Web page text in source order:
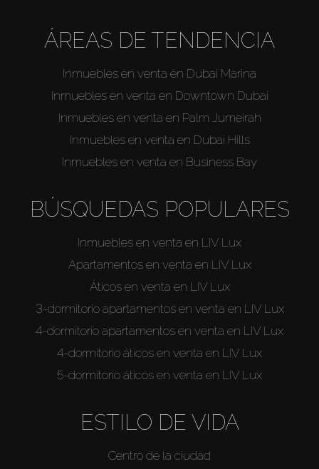
ÁREAS DE TENDENCIA
Inmuebles en venta en Dubai Marina
Inmuebles en venta en Downtown Dubai
Inmuebles en venta en Palm Jumeirah
Inmuebles en venta en Dubai Hills
Inmuebles en venta en Business Bay
BÚSQUEDAS POPULARES
Inmuebles en venta en LIV Lux
Apartamentos en venta en LIV Lux
Áticos en venta en LIV Lux
3-dormitorio apartamentos en venta en LIV Lux
4-dormitorio apartamentos en venta en LIV Lux
4-dormitorio áticos en venta en LIV Lux
5-dormitorio áticos en venta en LIV Lux
ESTILO DE VIDA
Centro de la ciudad